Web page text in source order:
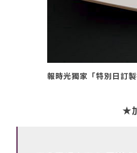
報時光獨家「特別日訂
★